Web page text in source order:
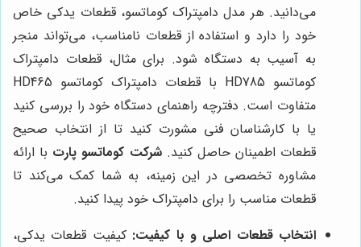
می‌دانید. هر مدل دامپتراک کوماتسو، قطعات یدکی خاص
خود را دارد و استفاده از قطعات نامناسب، می‌تواند منجر
به آسیب به دستگاه شود. برای مثال، قطعات دامپتراک
کوماتسو HD785 با قطعات دامپتراک کوماتسو HD465
متفاوت است. دفترچه راهنمای دستگاه خود را بررسی کنید
یا با کارشناسان فنی مشورت کنید تا از انتخاب صحیح
قطعات اطمینان حاصل کنید.شرکت کوماتسو پارت با ارائه
مشاوره تخصصی در این زمینه، به شما کمک می‌کند تا
قطعات مناسب را برای دامپتراک خود پیدا کنید.
انتخاب قطعات اصلی و با کیفیت: کیفیت قطعات یدکی،